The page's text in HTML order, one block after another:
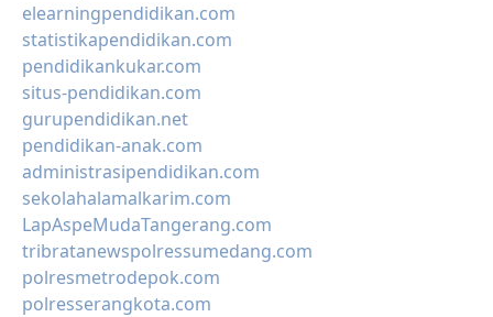
elearningpendidikan.com
statistikapendidikan.com
pendidikankukar.com
situs-pendidikan.com
gurupendidikan.net
pendidikan-anak.com
administrasipendidikan.com
sekolahalamalkarim.com
LapAspeMudaTangerang.com
tribratanewspolressumedang.com
polresmetrodepok.com
polresserangkota.com